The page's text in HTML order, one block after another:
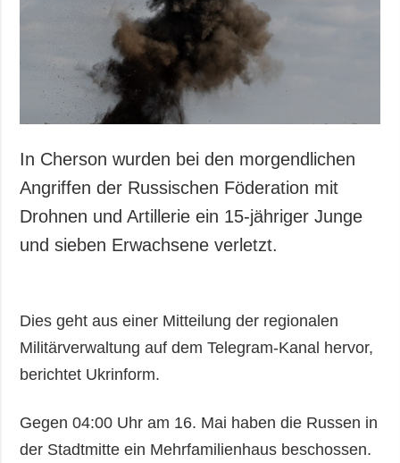
In Cherson wurden bei den morgendlichen
Angriffen der Russischen Föderation mit
Drohnen und Artillerie ein 15-jähriger Junge
und sieben Erwachsene verletzt.
Dies geht aus einer Mitteilung der regionalen
Militärverwaltung auf dem Telegram-Kanal hervor,
berichtet Ukrinform.
Gegen 04:00 Uhr am 16. Mai haben die Russen in
der Stadtmitte ein Mehrfamilienhaus beschossen.